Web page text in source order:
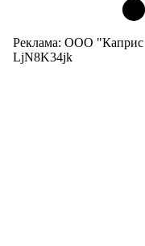
Реклама: ООО "Каприс
LjN8K34jk